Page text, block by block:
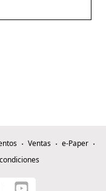
Ventas
e-Paper